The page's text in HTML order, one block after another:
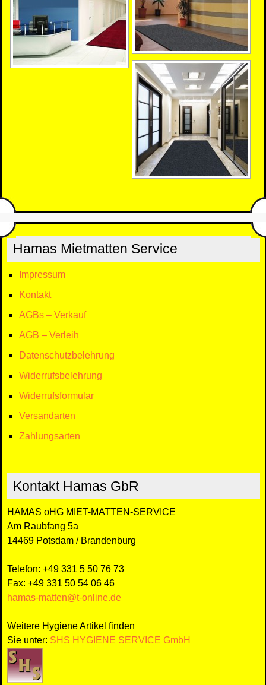
Hamas Mietmatten Service
Impressum
Kontakt
AGBs – Verkauf
AGB – Verleih
Datenschutzbelehrung
Widerrufsbelehrung
Widerrufsformular
Versandarten
Zahlungsarten
Kontakt Hamas GbR
HAMAS oHG MIET-MATTEN-SERVICE
Am Raubfang 5a
14469 Potsdam / Brandenburg
Telefon: +49 331 5 50 76 73
Fax: +49 331 50 54 06 46
hamas-matten@t-online.de
Weitere Hygiene Artikel finden
Sie unter: SHS HYGIENE SERVICE GmbH